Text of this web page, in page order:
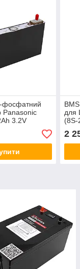
фосфатний
Panasonic
3.2V
для
(8S-
2